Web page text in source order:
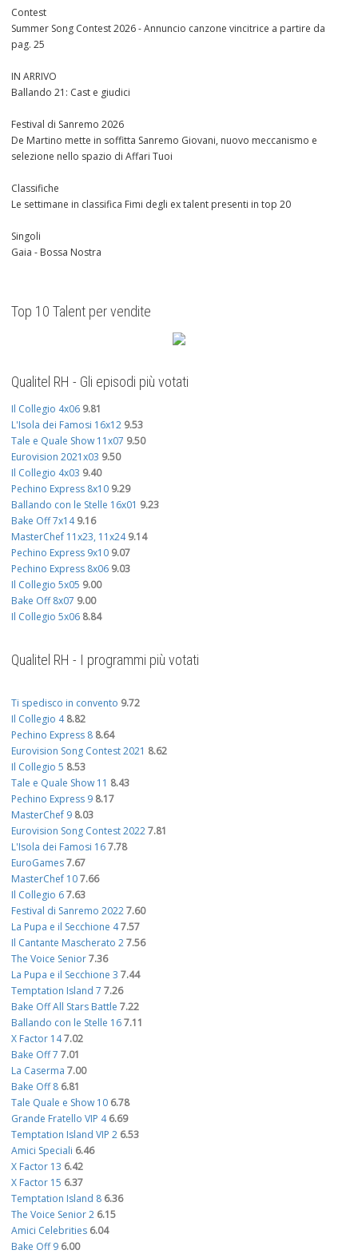
Contest
Summer Song Contest 2026 - Annuncio canzone vincitrice a partire da
pag. 25
IN ARRIVO
Ballando 21: Cast e giudici
Festival di Sanremo 2026
De Martino mette in soffitta Sanremo Giovani, nuovo meccanismo e
selezione nello spazio di Affari Tuoi
Classifiche
Le settimane in classifica Fimi degli ex talent presenti in top 20
Singoli
Gaia - Bossa Nostra
Top 10 Talent per vendite
Qualitel RH - Gli episodi più votati
Il Collegio 4x06 9.81
L'Isola dei Famosi 16x12 9.53
Tale e Quale Show 11x07 9.50
Eurovision 2021x03 9.50
Il Collegio 4x03 9.40
Pechino Express 8x10 9.29
Ballando con le Stelle 16x01 9.23
Bake Off 7x14 9.16
MasterChef 11x23, 11x24 9.14
Pechino Express 9x10 9.07
Pechino Express 8x06 9.03
Il Collegio 5x05 9.00
Bake Off 8x07 9.00
Il Collegio 5x06 8.84
Qualitel RH - I programmi più votati
Ti spedisco in convento 9.72
Il Collegio 4 8.82
Pechino Express 8 8.64
Eurovision Song Contest 2021 8.62
Il Collegio 5 8.53
Tale e Quale Show 11 8.43
Pechino Express 9 8.17
MasterChef 9 8.03
Eurovision Song Contest 20227.81
L'Isola dei Famosi 167.78
EuroGames7.67
MasterChef 107.66
Il Collegio 67.63
Festival di Sanremo 20227.60
La Pupa e il Secchione 47.57
Il Cantante Mascherato 27.56
The Voice Senior7.36
La Pupa e il Secchione 3 7.44
Temptation Island 7 7.26
Bake Off All Stars Battle 7.22
Ballando con le Stelle 167.11
X Factor 147.02
Bake Off 7 7.01
La Caserma 7.00
Bake Off 8 6.81
Tale Quale e Show 10 6.78
Grande Fratello VIP 4 6.69
Temptation Island VIP 2 6.53
Amici Speciali 6.46
X Factor 13 6.42
X Factor 15 6.37
Temptation Island 8 6.36
The Voice Senior 2 6.15
Amici Celebrities 6.04
Bake Off 9 6.00